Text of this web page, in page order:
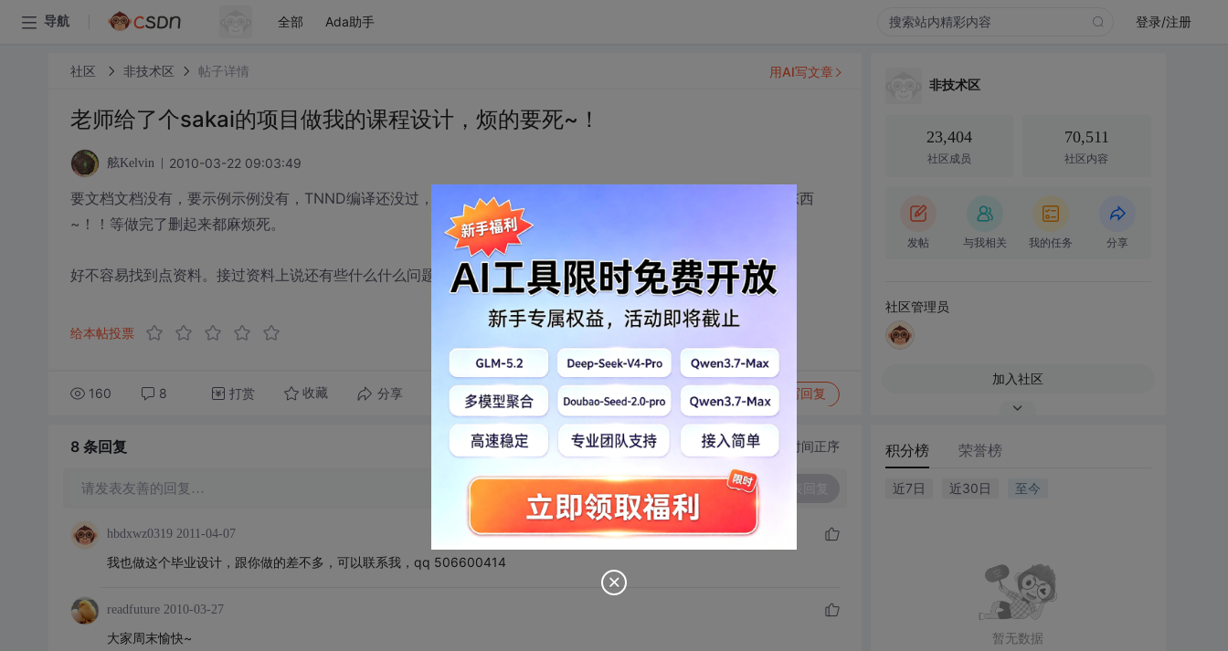
导航 全部 Ada助手 登录/注册
社区 非技术区 帖子详情
老师给了个sakai的项目做我的课程设计，烦的要死~！
舷Kelvin 2010-03-22 09:03:49
要文档文档没有，要示例示例没有，TNND编译还没过，环境变量给改了一大堆。我好好一个电脑里塞满了这狗东西
~！！等做完了删起来都麻烦死。
好不容易找到点资料。接过资料上说还有些什么什么问题没解决的。真TMD要死~！
给本帖投票
160 8 打赏 收藏 分享 转发到动态 举报 写回复
用AI写文章
8 条回复 切换为时间正序
请发表友善的回复…
hbdxwz0319 2011-04-07
我也做这个毕业设计，跟你做的差不多，可以联系我，qq 506600414
readfuture 2010-03-27
大家周末愉快~
非技术区
23,404
社区成员
70,511
社区内容
发帖 与我相关 我的任务 分享
社区管理员
加入社区
积分榜 荣誉榜
近7日 近30日 至今
暂无数据